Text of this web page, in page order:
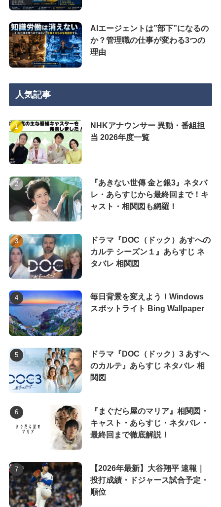
AIエージェントは”部下”になるの
か？管理職の仕事が変わる3つの
理由
人気記事
NHKアナウンサー 異動・番組担
当 2026年度一覧
『あきない世傳 金と銀3』ネタバ
レ・あらすじから最終回まで！キ
ャスト・相関図も網羅！
ドラマ『DOC（ドック）あすへの
カルテ シーズン１』あらすじ ネ
タバレ 相関図
毎日背景を変えよう！Windows
スポットライト Bing Wallpaper
ドラマ『DOC（ドック）3 あすへ
のカルテ』あらすじ ネタバレ 相
関図
『まぐだら屋のマリア』相関図・
キャスト・あらすじ・ネタバレ・
最終回まで徹底解説！
【2026年最新】大谷翔平 速報｜
投打成績・ドジャース試合予定・
順位